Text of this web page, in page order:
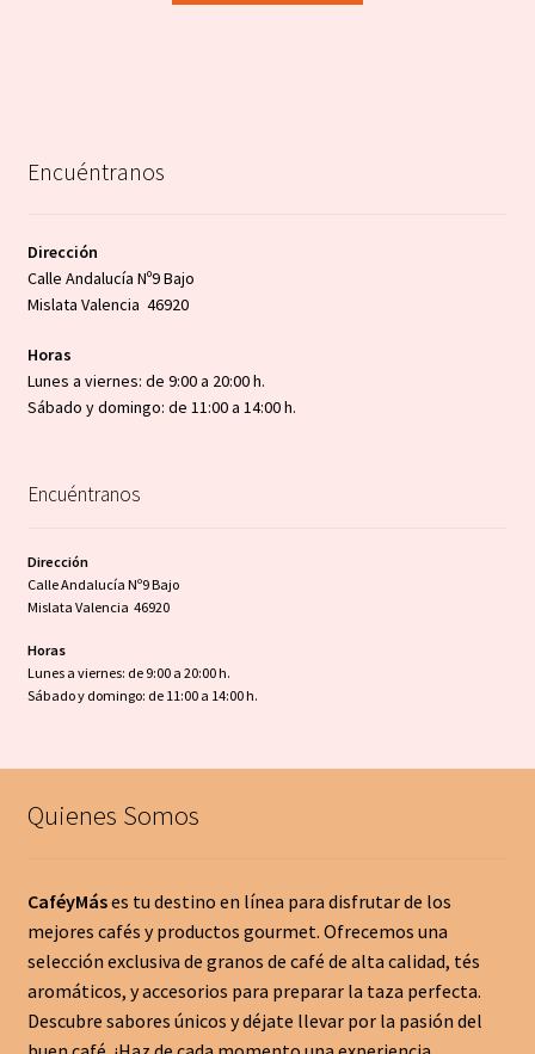
Encuéntranos
Dirección
Calle Andalucía Nº9 Bajo
Mislata Valencia 46920
Horas
Lunes a viernes: de 9:00 a 20:00 h.
Sábado y domingo: de 11:00 a 14:00 h.
Encuéntranos
Dirección
Calle Andalucía Nº9 Bajo
Mislata Valencia 46920
Horas
Lunes a viernes: de 9:00 a 20:00 h.
Sábado y domingo: de 11:00 a 14:00 h.
Quienes Somos
CaféyMáses tu destino en línea para disfrutar de los
mejores cafés y productos gourmet. Ofrecemos una
selección exclusiva de granos de café de alta calidad, tés
aromáticos, y accesorios para preparar la taza perfecta.
Descubre sabores únicos y déjate llevar por la pasión del